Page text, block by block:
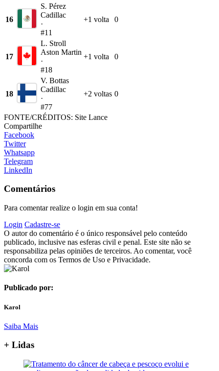
16
S. Pérez
Cadillac
·
#11
+1 volta 0
17
L. Stroll
Aston Martin
·
#18
+1 volta 0
18
V. Bottas
Cadillac
·
#77
+2 voltas 0
FONTE/CRÉDITOS: Site Lance
Compartilhe
Facebook
Twitter
Whatsapp
Telegram
LinkedIn
Comentários
Para comentar realize o login em sua conta!
Login Cadastre-se
O autor do comentário é o único responsável pelo conteúdo
publicado, inclusive nas esferas civil e penal. Este site não se
responsabiliza pelas opiniões de terceiros. Ao comentar, você
concorda com os Termos de Uso e Privacidade.
Publicado por:
Karol
Saiba Mais
+ Lidas